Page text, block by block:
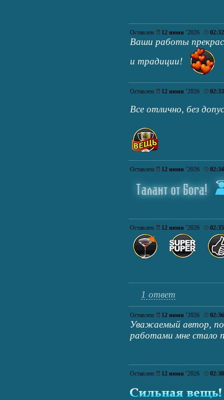
Оставлен: 12 июня ’2026 02:32
Ваши работы
и традиции!
Оставлен: 12 июня ’2026 02:33
Все отлично, без
Оставлен: 12 июня ’2026 02:34
Оставлен: 12 июня ’2026 02:35
1 ответ
Оставлен: 12 июня ’2026 02:36
Уважаемый автор,
работами мне стало
Оставлен: 12 июня ’2026 02:38